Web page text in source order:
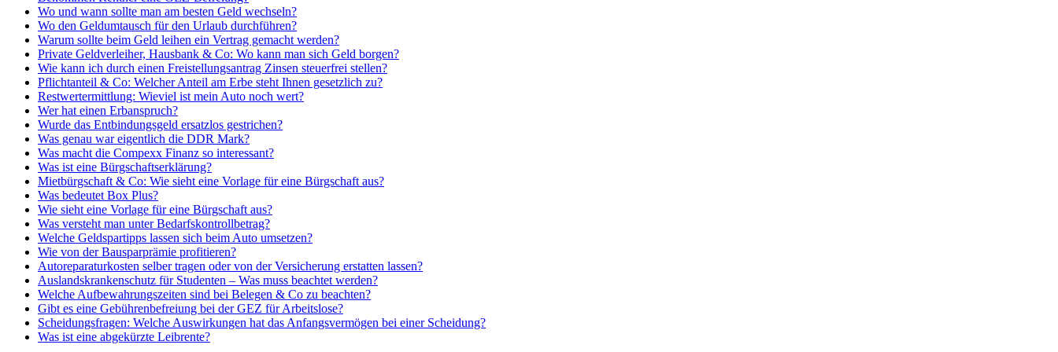
Wo und wann sollte man am besten Geld wechseln?
Wo den Geldumtausch für den Urlaub durchführen?
Warum sollte beim Geld leihen ein Vertrag gemacht werden?
Private Geldverleiher, Hausbank & Co: Wo kann man sich Geld borgen?
Wie kann ich durch einen Freistellungsantrag Zinsen steuerfrei stellen?
Pflichtanteil & Co: Welcher Anteil am Erbe steht Ihnen gesetzlich zu?
Restwertermittlung: Wieviel ist mein Auto noch wert?
Wer hat einen Erbanspruch?
Wurde das Entbindungsgeld ersatzlos gestrichen?
Was genau war eigentlich die DDR Mark?
Was macht die Compexx Finanz so interessant?
Was ist eine Bürgschaftserklärung?
Mietbürgschaft & Co: Wie sieht eine Vorlage für eine Bürgschaft aus?
Was bedeutet Box Plus?
Wie sieht eine Vorlage für eine Bürgschaft aus?
Was versteht man unter Bedarfskontrollbetrag?
Welche Geldspartipps lassen sich beim Auto umsetzen?
Wie von der Bausparprämie profitieren?
Autoreparaturkosten selber tragen oder von der Versicherung erstatten lassen?
Auslandskrankenschutz für Studenten – Was muss beachtet werden?
Welche Aufbewahrungszeiten sind bei Belegen & Co zu beachten?
Gibt es eine Gebührenbefreiung bei der GEZ für Arbeitslose?
Scheidungsfragen: Welche Auswirkungen hat das Anfangsvermögen bei einer Scheidung?
Was ist eine abgekürzte Leibrente?